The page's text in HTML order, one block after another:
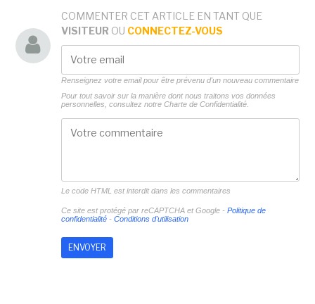
COMMENTER CET ARTICLE EN TANT QUE
VISITEUR OU CONNECTEZ-VOUS
Renseignez votre email pour être prévenu d'un nouveau commentaire
Pour tout savoir sur la manière dont nous traitons vos données
personnelles, consultez notre Charte de Confidentialité.
Le code HTML est interdit dans les commentaires
Ce site est protégé par reCAPTCHA et Google - Politique de
confidentialité- Conditions d'utilisation